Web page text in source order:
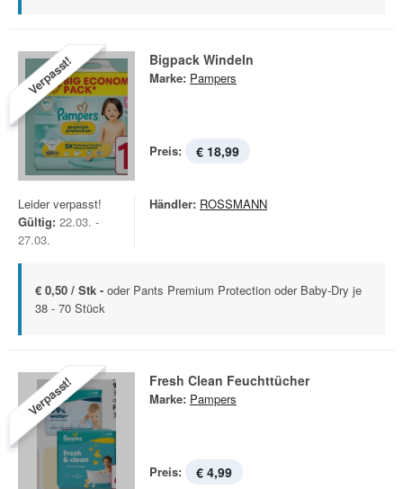
Verpasst! Bigpack Windeln
Marke: Pampers
Preis: € 18,99
Leider verpasst!
Gültig: 22.03. -
27.03.
Händler: ROSSMANN
€ 0,50 / Stk - oder Pants Premium Protection oder Baby-Dry je
38 - 70 Stück
Verpasst! Fresh Clean Feuchttücher
Marke: Pampers
Preis: € 4,99